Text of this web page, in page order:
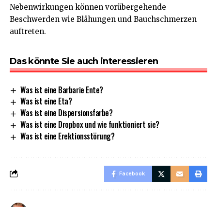
Nebenwirkungen können vorübergehende
Beschwerden wie Blähungen und Bauchschmerzen
auftreten.
Das könnte Sie auch interessieren
Was ist eine Barbarie Ente?
Was ist eine Eta?
Was ist eine Dispersionsfarbe?
Was ist eine Dropbox und wie funktioniert sie?
Was ist eine Erektionsstörung?
Facebook